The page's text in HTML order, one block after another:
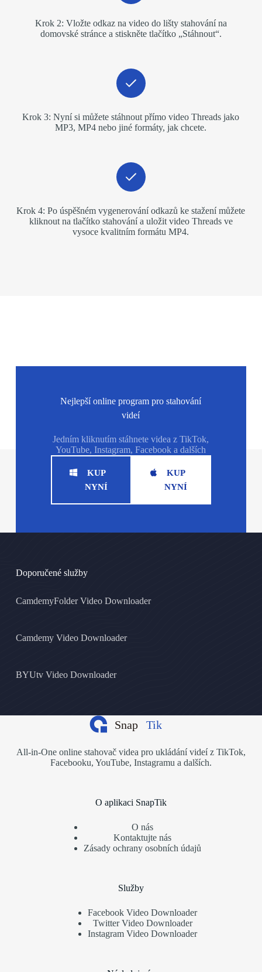
Krok 2: Vložte odkaz na video do lišty stahování na
domovské stránce a stiskněte tlačítko „Stáhnout“.
Krok 3: Nyní si můžete stáhnout přímo video Threads jako
MP3, MP4 nebo jiné formáty, jak chcete.
Krok 4: Po úspěšném vygenerování odkazů ke stažení můžete
kliknout na tlačítko stahování a uložit video Threads ve
vysoce kvalitním formátu MP4.
Nejlepší online program pro stahování
videí
Jedním kliknutím stáhnete videa z TikTok,
YouTube, Instagram, Facebook a dalších
KUP
NYNÍ
KUP
NYNÍ
Doporučené služby
CamdemyFolder Video Downloader
Camdemy Video Downloader
BYUtv Video Downloader
All-in-One online stahovač videa pro ukládání videí z TikTok,
Facebooku, YouTube, Instagramu a dalších.
O aplikaci SnapTik
O nás
Kontaktujte nás
Zásady ochrany osobních údajů
Služby
Facebook Video Downloader
Twitter Video Downloader
Instagram Video Downloader